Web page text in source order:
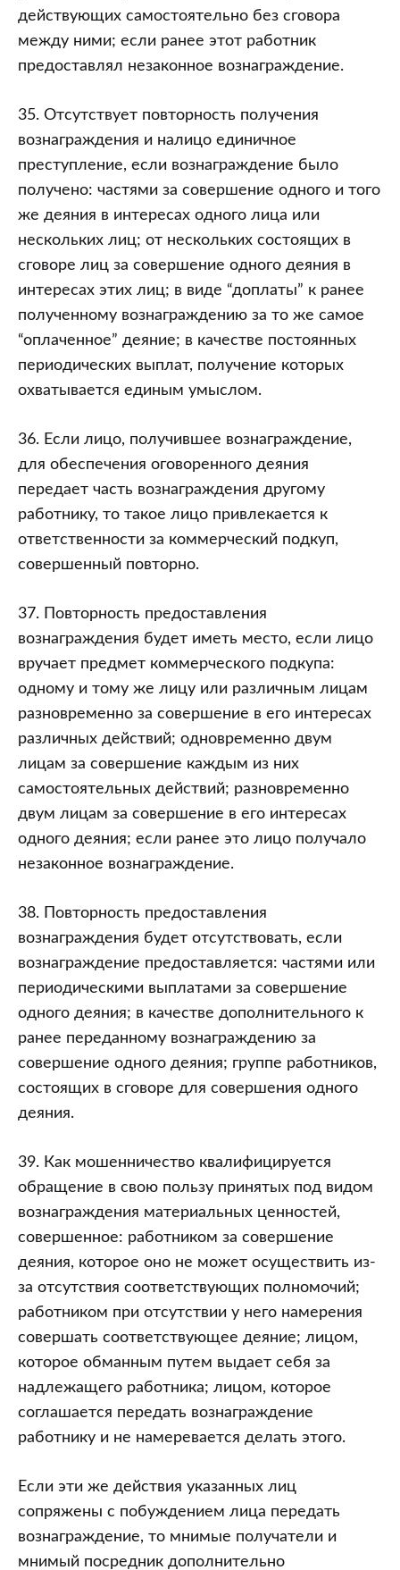
действующих самостоятельно без сговора
между ними; если ранее этот работник
предоставлял незаконное вознаграждение.
35. Отсутствует повторность получения
вознаграждения и налицо единичное
преступление, если вознаграждение было
получено: частями за совершение одного и того
же деяния в интересах одного лица или
нескольких лиц; от нескольких состоящих в
сговоре лиц за совершение одного деяния в
интересах этих лиц; в виде “доплаты” к ранее
полученному вознаграждению за то же самое
“оплаченное” деяние; в качестве постоянных
периодических выплат, получение которых
охватывается единым умыслом.
36. Если лицо, получившее вознаграждение,
для обеспечения оговоренного деяния
передает часть вознаграждения другому
работнику, то такое лицо привлекается к
ответственности за коммерческий подкуп,
совершенный повторно.
37. Повторность предоставления
вознаграждения будет иметь место, если лицо
вручает предмет коммерческого подкупа:
одному и тому же лицу или различным лицам
разновременно за совершение в его интересах
различных действий; одновременно двум
лицам за совершение каждым из них
самостоятельных действий; разновременно
двум лицам за совершение в его интересах
одного деяния; если ранее это лицо получало
незаконное вознаграждение.
38. Повторность предоставления
вознаграждения будет отсутствовать, если
вознаграждение предоставляется: частями или
периодическими выплатами за совершение
одного деяния; в качестве дополнительного к
ранее переданному вознаграждению за
совершение одного деяния; группе работников,
состоящих в сговоре для совершения одного
деяния.
39. Как мошенничество квалифицируется
обращение в свою пользу принятых под видом
вознаграждения материальных ценностей,
совершенное: работником за совершение
деяния, которое оно не может осуществить из-
за отсутствия соответствующих полномочий;
работником при отсутствии у него намерения
совершать соответствующее деяние; лицом,
которое обманным путем выдает себя за
надлежащего работника; лицом, которое
соглашается передать вознаграждение
работнику и не намеревается делать этого.
Если эти же действия указанных лиц
сопряжены с побуждением лица передать
вознаграждение, то мнимые получатели и
мнимый посредник дополнительно